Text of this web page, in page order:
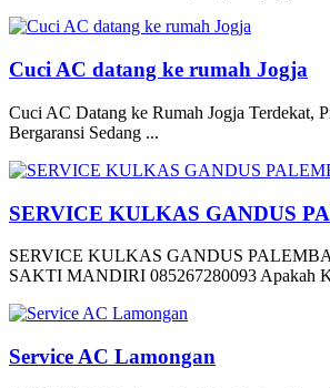
Cuci AC datang ke rumah Jogja
Cuci AC Datang ke Rumah Jogja Terdekat,
Bergaransi Sedang ...
SERVICE KULKAS GANDUS
SERVICE KULKAS GANDUS
SAKTI MANDIRI 085267280093 Apakah
Service AC Lamongan